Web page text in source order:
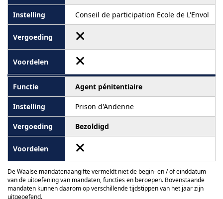
Conseil de participation Ecole de L'Envol
Agent pénitentiaire
Prison d'Andenne
Bezoldigd
De Waalse mandatenaangifte vermeldt niet de begin- en / of einddatum
van de uitoefening van mandaten, functies en beroepen. Bovenstaande
mandaten kunnen daarom op verschillende tijdstippen van het jaar zijn
uitgeoefend.